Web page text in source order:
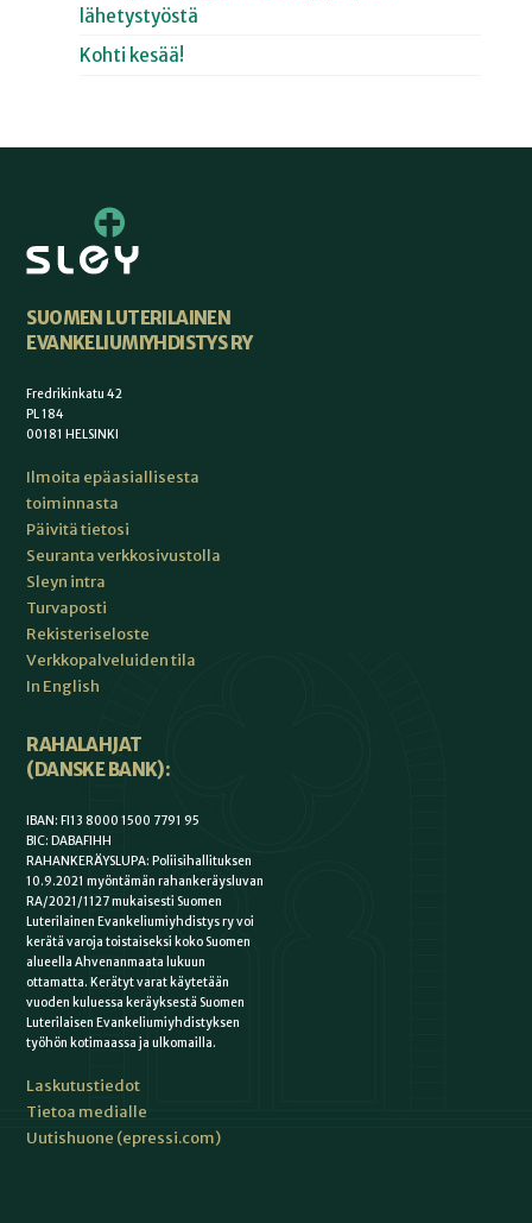
lähetystyöstä
Kohti kesää!
SUOMEN LUTERILAINEN
EVANKELIUMIYHDISTYS RY
Fredrikinkatu 42
PL 184
00181 HELSINKI
Ilmoita epäasiallisesta
toiminnasta
Päivitä tietosi
Seuranta verkkosivustolla
Sleyn intra
Turvaposti
Rekisteriseloste
Verkkopalveluiden tila
In English
RAHALAHJAT
(DANSKE BANK):
IBAN: FI13 8000 1500 7791 95
BIC: DABAFIHH
RAHANKERÄYSLUPA: Poliisihallituksen
10.9.2021 myöntämän rahankeräysluvan
RA/2021/1127 mukaisesti Suomen
Luterilainen Evankeliumiyhdistys ry voi
kerätä varoja toistaiseksi koko Suomen
alueella Ahvenanmaata lukuun
ottamatta. Kerätyt varat käytetään
vuoden kuluessa keräyksestä Suomen
Luterilaisen Evankeliumiyhdistyksen
työhön kotimaassa ja ulkomailla.
Laskutustiedot
Tietoa medialle
Uutishuone (epressi.com)